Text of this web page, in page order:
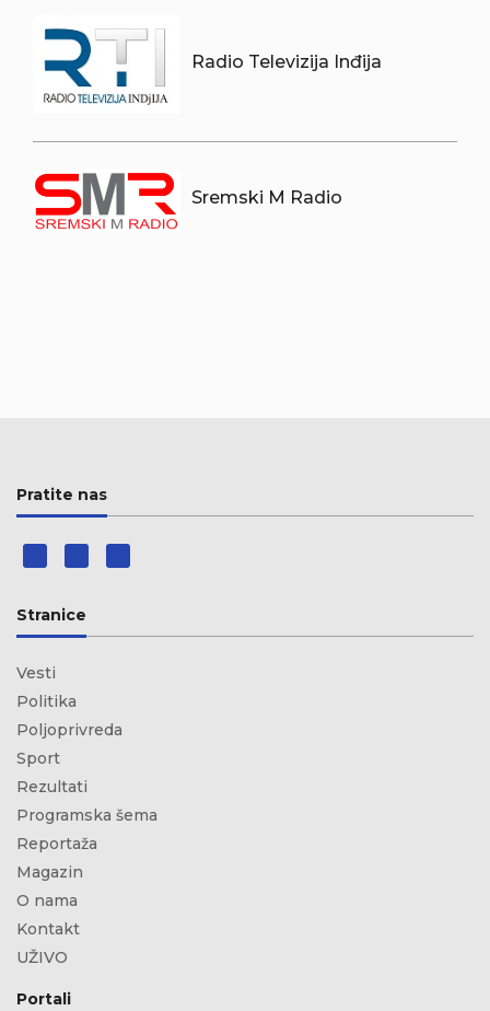
Radio Televizija Inđija
Sremski M Radio
Pratite nas
Stranice
Vesti
Politika
Poljoprivreda
Sport
Rezultati
Programska šema
Reportaža
Magazin
O nama
Kontakt
UŽIVO
Portali